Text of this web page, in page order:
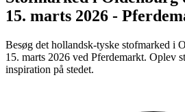
15. marts 2026 -
Besøg det hollandsk-tyske stofmarked i
15. marts 2026 ved Pferdemarkt. Oplev
inspiration på stedet.